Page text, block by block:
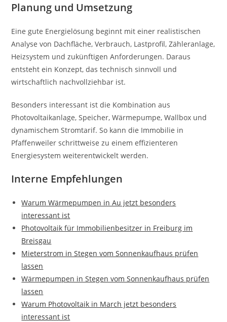
Planung und Umsetzung
Eine gute Energielösung beginnt mit einer realistischen
Analyse von Dachfläche, Verbrauch, Lastprofil, Zähleranlage,
Heizsystem und zukünftigen Anforderungen. Daraus
entsteht ein Konzept, das technisch sinnvoll und
wirtschaftlich nachvollziehbar ist.
Besonders interessant ist die Kombination aus
Photovoltaikanlage, Speicher, Wärmepumpe, Wallbox und
dynamischem Stromtarif. So kann die Immobilie in
Pfaffenweiler schrittweise zu einem effizienteren
Energiesystem weiterentwickelt werden.
Interne Empfehlungen
Warum Wärmepumpen in Au jetzt besonders
interessant ist
Photovoltaik für Immobilienbesitzer in Freiburg im
Breisgau
Mieterstrom in Stegen vom Sonnenkaufhaus prüfen
lassen
Wärmepumpen in Stegen vom Sonnenkaufhaus prüfen
lassen
Warum Photovoltaik in March jetzt besonders
interessant ist